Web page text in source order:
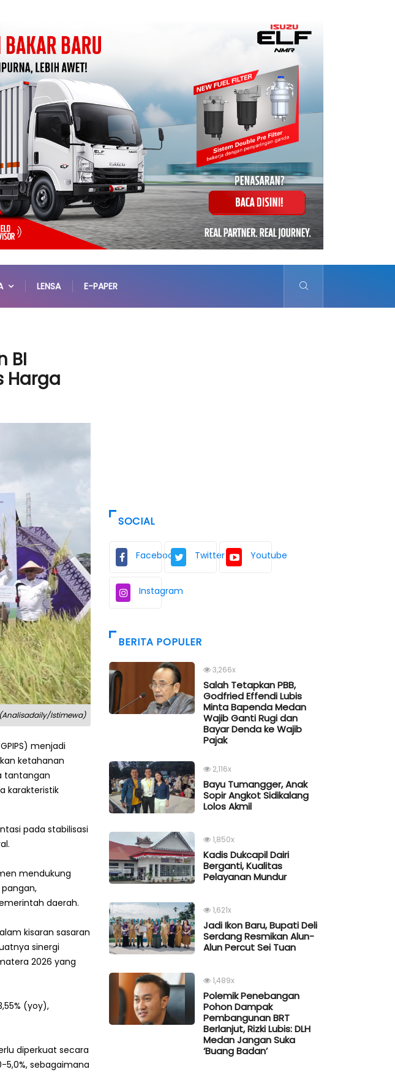
LENSA E-PAPER
BI
Harga
Istimewa)
menjadi
ketahanan
tantangan
karakteristik
pada stabilisasi
mendukung
daerah.
kisaran sasaran
sinergi
2026 yang
(yoy),
diperkuat secara
5,0%, sebagaimana
SOCIAL
Facebook Twitter Youtube
Instagram
BERITA POPULER
3,266x
Salah Tetapkan PBB,
Godfried Effendi Lubis
Minta Bapenda Medan
Wajib Ganti Rugi dan
Bayar Denda ke Wajib
Pajak
2,116x
Bayu Tumangger, Anak
Sopir Angkot Sidikalang
Lolos Akmil
1,850x
Kadis Dukcapil Dairi
Berganti, Kualitas
Pelayanan Mundur
1,621x
Jadi Ikon Baru, Bupati Deli
Serdang Resmikan Alun-
Alun Percut Sei Tuan
1,489x
Polemik Penebangan
Pohon Dampak
Pembangunan BRT
Berlanjut, Rizki Lubis: DLH
Medan Jangan Suka
‘Buang Badan’